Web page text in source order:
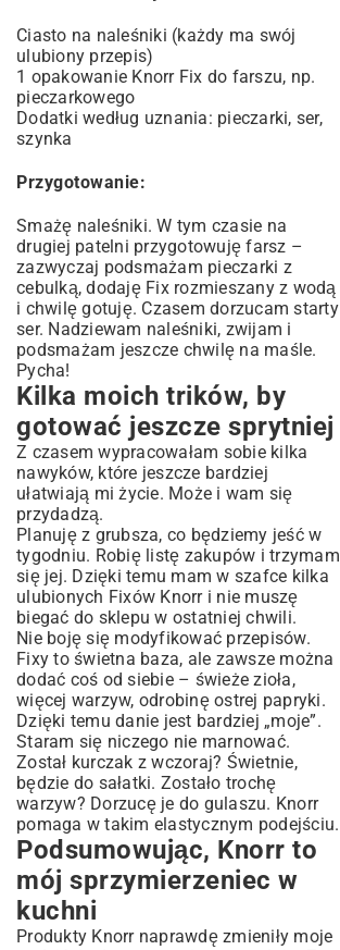
Ciasto na naleśniki (każdy ma swój
ulubiony przepis)
1 opakowanie Knorr Fix do farszu, np.
pieczarkowego
Dodatki według uznania: pieczarki, ser,
szynka
Przygotowanie:
Smażę naleśniki. W tym czasie na
drugiej patelni przygotowuję farsz –
zazwyczaj podsmażam pieczarki z
cebulką, dodaję Fix rozmieszany z wodą
i chwilę gotuję. Czasem dorzucam starty
ser. Nadziewam naleśniki, zwijam i
podsmażam jeszcze chwilę na maśle.
Pycha!
Kilka moich trików, by
gotować jeszcze sprytniej
Z czasem wypracowałam sobie kilka
nawyków, które jeszcze bardziej
ułatwiają mi życie. Może i wam się
przydadzą.
Planuję z grubsza, co będziemy jeść w
tygodniu. Robię listę zakupów i trzymam
się jej. Dzięki temu mam w szafce kilka
ulubionych Fixów Knorr i nie muszę
biegać do sklepu w ostatniej chwili.
Nie boję się modyfikować przepisów.
Fixy to świetna baza, ale zawsze można
dodać coś od siebie – świeże zioła,
więcej warzyw, odrobinę ostrej papryki.
Dzięki temu danie jest bardziej „moje”.
Staram się niczego nie marnować.
Został kurczak z wczoraj? Świetnie,
będzie do sałatki. Zostało trochę
warzyw? Dorzucę je do gulaszu. Knorr
pomaga w takim elastycznym podejściu.
Podsumowując, Knorr to
mój sprzymierzeniec w
kuchni
Produkty Knorr naprawdę zmieniły moje